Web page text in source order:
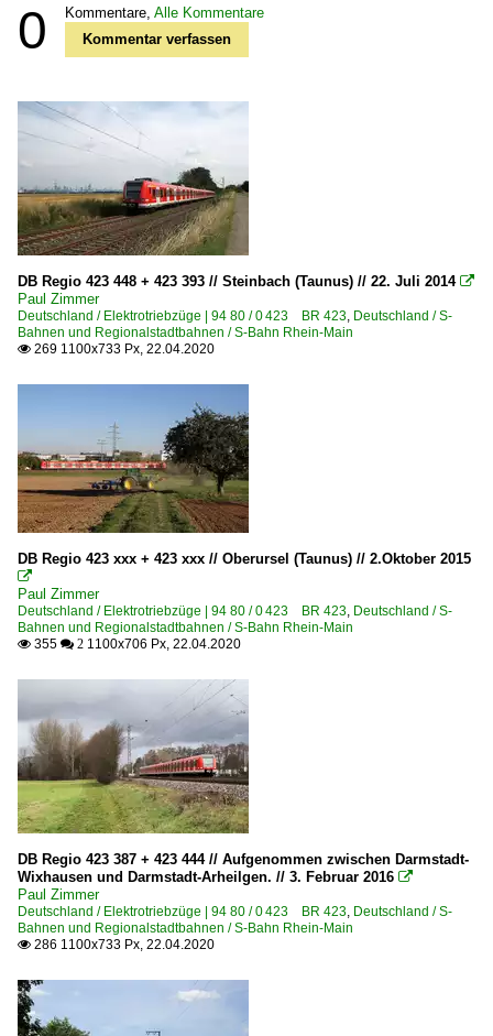
0 Kommentare, Alle Kommentare
Kommentar verfassen
DB Regio 423 448 + 423 393 // Steinbach (Taunus) // 22. Juli 2014 
Paul Zimmer
Deutschland / Elektrotriebzüge | 94 80 / 0 423 BR 423, Deutschland / S-
Bahnen und Regionalstadtbahnen / S-Bahn Rhein-Main
 269 1100x733 Px, 22.04.2020
DB Regio 423 xxx + 423 xxx // Oberursel (Taunus) // 2.Oktober 2015

Paul Zimmer
Deutschland / Elektrotriebzüge | 94 80 / 0 423 BR 423, Deutschland / S-
Bahnen und Regionalstadtbahnen / S-Bahn Rhein-Main
 355  2 1100x706 Px, 22.04.2020
DB Regio 423 387 + 423 444 // Aufgenommen zwischen Darmstadt-
Wixhausen und Darmstadt-Arheilgen. // 3. Februar 2016 
Paul Zimmer
Deutschland / Elektrotriebzüge | 94 80 / 0 423 BR 423, Deutschland / S-
Bahnen und Regionalstadtbahnen / S-Bahn Rhein-Main
 286 1100x733 Px, 22.04.2020